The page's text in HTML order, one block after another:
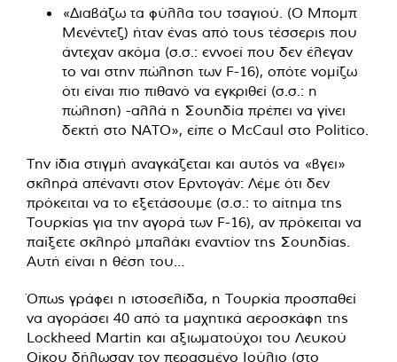
«Διαβάζω τα φύλλα του τσαγιού. (Ο Μπομπ
Μενέντεζ) ήταν ένας από τους τέσσερις που
άντεχαν ακόμα (σ.σ.: εννοεί που δεν έλεγαν
το ναι στην πώληση των F-16), οπότε νομίζω
ότι είναι πιο πιθανό να εγκριθεί (σ.σ.: η
πώληση) -αλλά η Σουηδία πρέπει να γίνει
δεκτή στο ΝΑΤΟ», είπε ο McCaul στο Politico.
Την ίδια στιγμή αναγκάζεται και αυτός να «βγει»
σκληρά απέναντι στον Ερντογάν: Λέμε ότι δεν
πρόκειται να το εξετάσουμε (σ.σ.: το αίτημα της
Τουρκίας για την αγορά των F-16), αν πρόκειται να
παίξετε σκληρό μπαλάκι εναντίον της Σουηδίας.
Αυτή είναι η θέση του…
Όπως γράφει η ιστοσελίδα, η Τουρκία προσπαθεί
να αγοράσει 40 από τα μαχητικά αεροσκάφη της
Lockheed Martin και αξιωματούχοι του Λευκού
Οίκου δήλωσαν τον περασμένο Ιούλιο (στο